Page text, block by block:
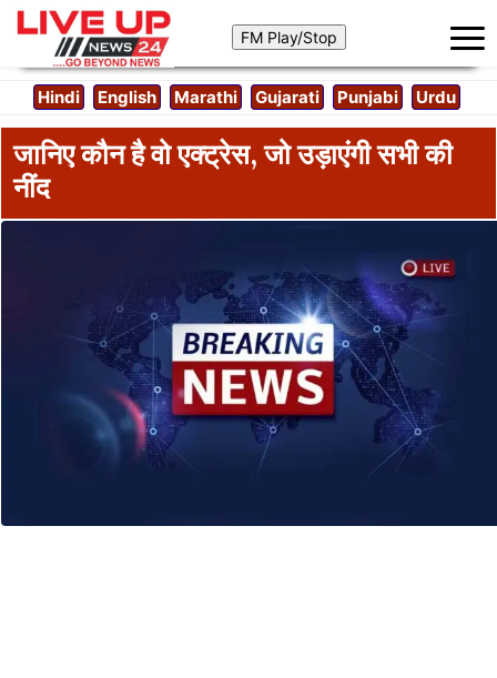
Hindi English Marathi Gujarati Punjabi Urdu
जानिए कौन है वो एक्ट्रेस, जो उड़ाएंगी सभी की
नींद